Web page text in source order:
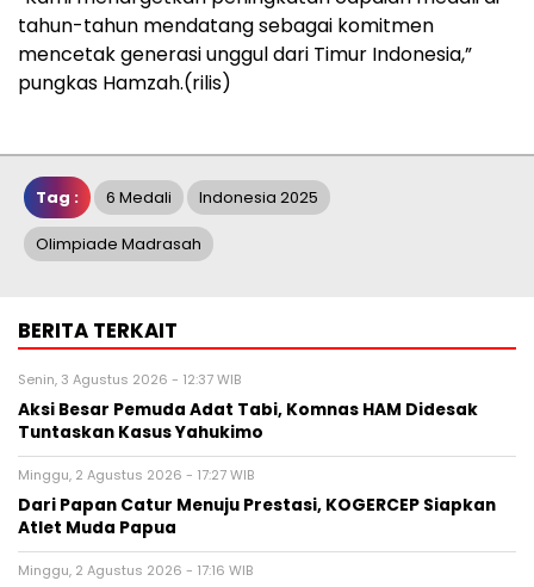
tahun-tahun mendatang sebagai komitmen
mencetak generasi unggul dari Timur Indonesia,”
pungkas Hamzah.(rilis)
Tag : 6 Medali Indonesia 2025
Olimpiade Madrasah
BERITA TERKAIT
Senin, 3 Agustus 2026 - 12:37 WIB
Aksi Besar Pemuda Adat Tabi, Komnas HAM Didesak
Tuntaskan Kasus Yahukimo
Minggu, 2 Agustus 2026 - 17:27 WIB
Dari Papan Catur Menuju Prestasi, KOGERCEP Siapkan
Atlet Muda Papua
Minggu, 2 Agustus 2026 - 17:16 WIB